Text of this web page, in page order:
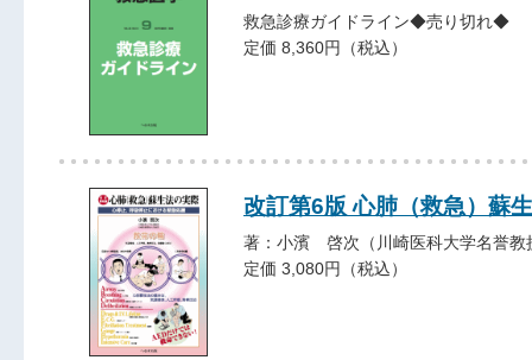
救急診療ガイドライン◆売り切れ◆
定価 8,360円（税込）
改訂第6版 心肺（救急）蘇
著：小濱 啓次（川崎医科大学名誉教
定価 3,080円（税込）